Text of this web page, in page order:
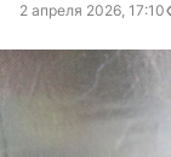
2 апреля 2026, 17:10